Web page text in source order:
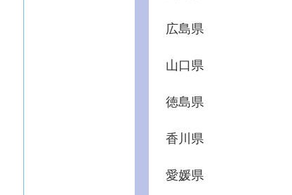
広島県
山口県
徳島県
香川県
愛媛県